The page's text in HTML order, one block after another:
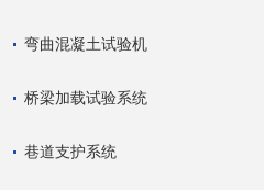
弯曲混凝土试验机
桥梁加载试验系统
巷道支护系统